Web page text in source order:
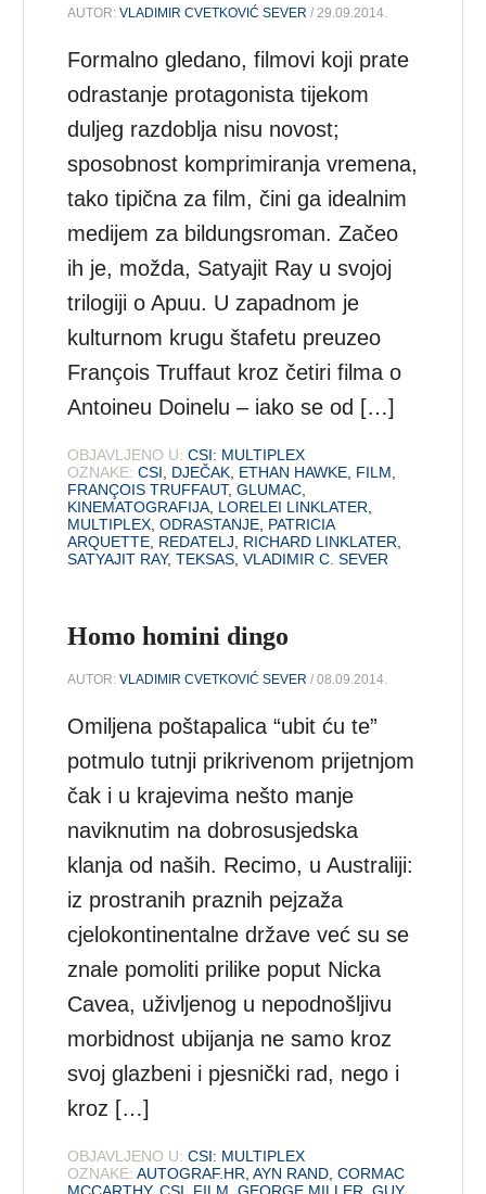
AUTOR:VLADIMIR CVETKOVIĆ SEVER / 29.09.2014.
Formalno gledano, filmovi koji prate
odrastanje protagonista tijekom
duljeg razdoblja nisu novost;
sposobnost komprimiranja vremena,
tako tipična za film, čini ga idealnim
medijem za bildungsroman. Začeo
ih je, možda, Satyajit Ray u svojoj
trilogiji o Apuu. U zapadnom je
kulturnom krugu štafetu preuzeo
François Truffaut kroz četiri filma o
Antoineu Doinelu – iako se od […]
OBJAVLJENO U: CSI: MULTIPLEX
OZNAKE: CSI DJEČAK ETHAN HAWKE FILM
FRANÇOIS TRUFFAUT,GLUMAC
KINEMATOGRAFIJA LORELEI LINKLATER
MULTIPLEX ,ODRASTANJE PATRICIA
ARQUETTE REDATELJ RICHARD LINKLATER
SATYAJIT RAY,TEKSAS ,VLADIMIR C. SEVER
Homo homini dingo
AUTOR:VLADIMIR CVETKOVIĆ SEVER / 08.09.2014.
Omiljena poštapalica “ubit ću te”
potmulo tutnji prikrivenom prijetnjom
čak i u krajevima nešto manje
naviknutim na dobrosusjedska
klanja od naših. Recimo, u Australiji:
iz prostranih praznih pejzaža
cjelokontinentalne države već su se
znale pomoliti prilike poput Nicka
Cavea, uživljenog u nepodnošljivu
morbidnost ubijanja ne samo kroz
svoj glazbeni i pjesnički rad, nego i
kroz […]
OBJAVLJENO U: CSI: MULTIPLEX
OZNAKE: AUTOGRAF.HR,AYN RAND,CORMAC